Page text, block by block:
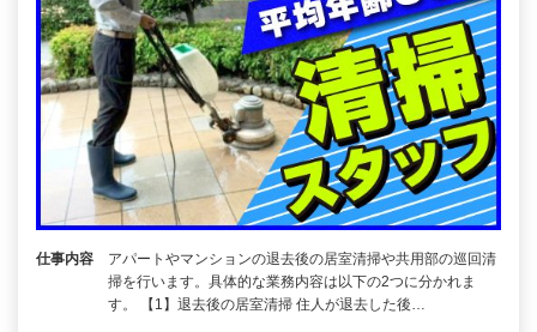
仕事内容
アパートやマンションの退去後の居室清掃や共用部の巡回清
掃を行います。具体的な業務内容は以下の2つに分かれま
す。 【1】退去後の居室清掃 住人が退去した後…